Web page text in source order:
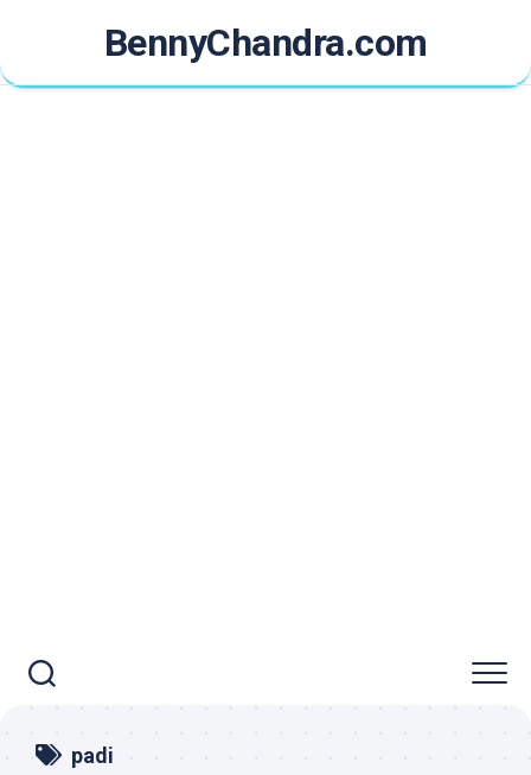
content
BennyChandra.com
padi